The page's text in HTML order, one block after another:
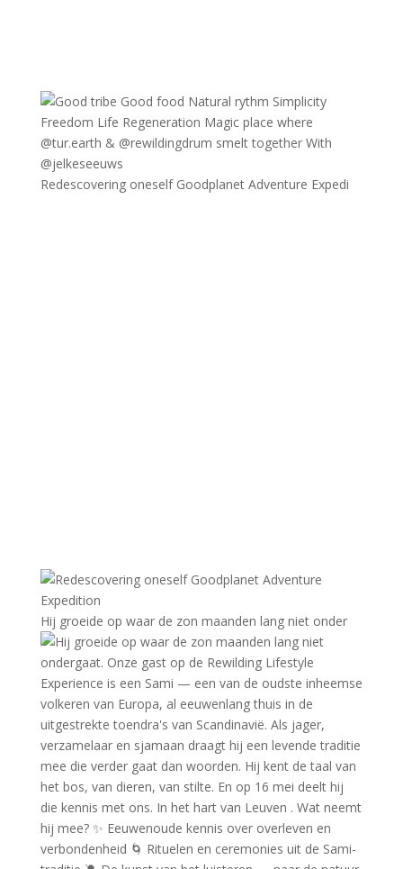
Redescovering oneself Goodplanet Adventure Expedi
Hij groeide op waar de zon maanden lang niet onder